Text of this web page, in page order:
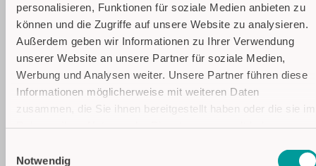
personalisieren, Funktionen für soziale Medien anbieten zu
können und die Zugriffe auf unsere Website zu analysieren.
Außerdem geben wir Informationen zu Ihrer Verwendung
unserer Website an unsere Partner für soziale Medien,
Werbung und Analysen weiter. Unsere Partner führen diese
Informationen möglicherweise mit weiteren Daten
zusammen, die Sie ihnen bereitgestellt haben oder die sie im
Datenschutzhinweise
Notwendig
Anwendungsbilder